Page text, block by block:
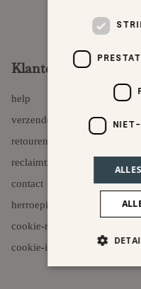
Klantenservice
help
verzenden
retouren
reclaimtie
contact
herroepingsformulier
cookie-rapport
cookie-instellingen